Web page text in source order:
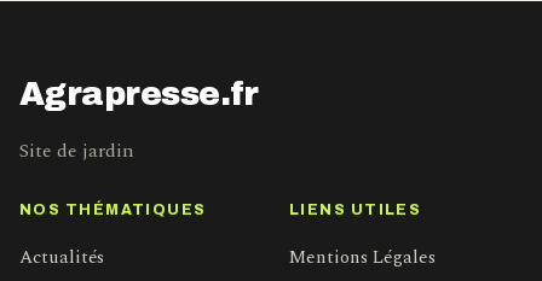
Agrapresse.fr
Site de jardin
NOS THÉMATIQUES
Actualités
LIENS UTILES
Mentions Légales